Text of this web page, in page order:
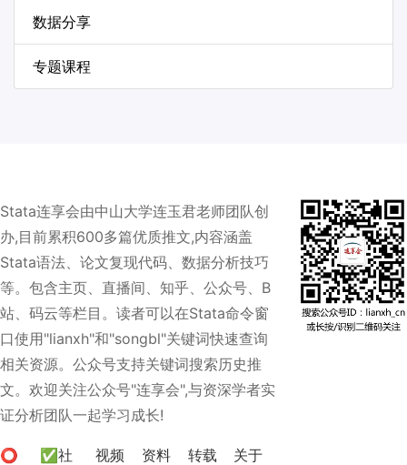
数据分享
专题课程
Stata连享会由中山大学连玉君老师团队创
办,目前累积600多篇优质推文,内容涵盖
Stata语法、论文复现代码、数据分析技巧
等。包含主页、直播间、知乎、公众号、B
站、码云等栏目。读者可以在Stata命令窗
口使用"lianxh"和"songbl"关键词快速查询
相关资源。公众号支持关键词搜索历史推
文。欢迎关注公众号"连享会",与资深学者实
证分析团队一起学习成长!
⭕ ✅社 视频 资料 转载 关于